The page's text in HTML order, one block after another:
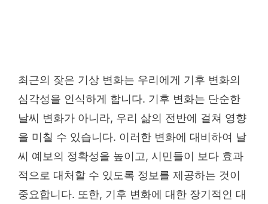
최근의 잦은 기상 변화는 우리에게 기후 변화의
심각성을 인식하게 합니다. 기후 변화는 단순한
날씨 변화가 아니라, 우리 삶의 전반에 걸쳐 영향
을 미칠 수 있습니다. 이러한 변화에 대비하여 날
씨 예보의 정확성을 높이고, 시민들이 보다 효과
적으로 대처할 수 있도록 정보를 제공하는 것이
중요합니다. 또한, 기후 변화에 대한 장기적인 대